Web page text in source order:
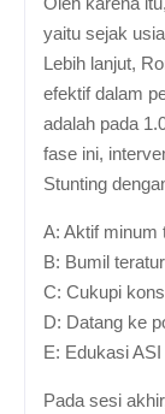
yaitu sejak
Lebih lanjut,
efektif dalam
adalah pada
fase ini,
Stunting
A: Aktif minum
B: Bumil
C: Cukupi
D: Datang ke
E: Edukasi
Pada sesi